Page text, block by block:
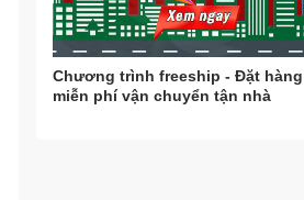
Chương trình freeship - Đặt
miễn phí vận chuyển tận nhà